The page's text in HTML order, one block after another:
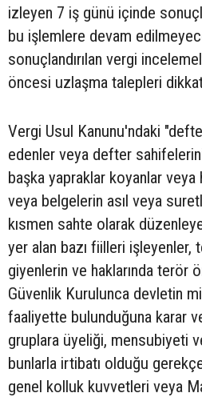
izleyen 7 iş günü içinde
bu işlemlere devam
sonuçlandırılan vergi
öncesi uzlaşma talepleri
Vergi Usul Kanunu'ndaki
edenler veya defter
başka yapraklar koyanlar
veya belgelerin asıl veya
kısmen sahte olarak
yer alan bazı fiilleri işleyenler,
giyenlerin ve haklarında terör
Güvenlik Kurulunca devletin
faaliyette bulunduğuna karar
gruplara üyeliği, mensubiyeti
bunlarla irtibatı olduğu
genel kolluk kuvvetleri veya